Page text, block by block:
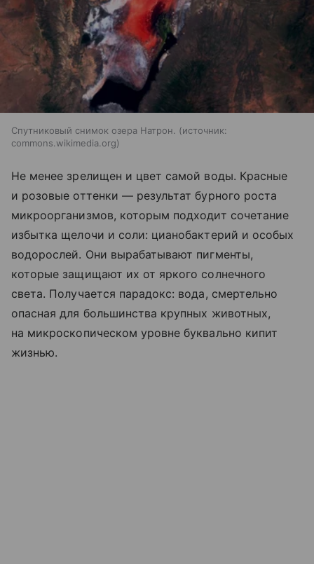
Спутниковый снимок озера Натрон.
источник:
commons.wikimedia.org
Не менее зрелищен и цвет самой воды. Красные
и розовые оттенки — результат бурного роста
микроорганизмов, которым подходит сочетание
избытка щелочи и соли: цианобактерий и особых
водорослей. Они вырабатывают пигменты,
которые защищают их от яркого солнечного
света. Получается парадокс: вода, смертельно
опасная для большинства крупных животных,
на микроскопическом уровне буквально кипит
жизнью.